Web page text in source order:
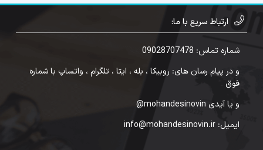
ارتباط سریع با ما:
شماره تماس: 09028707478
و در پیام رسان های: روبیکا ، بله ، ایتا ، تلگرام ، واتساپ با شماره
فوق
و یا آیدی mohandesinovin@
ایمیل: info@mohandesinovin.ir